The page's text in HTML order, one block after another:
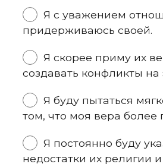
Я с уважением
придерживаюсь своей.
Я скорее приму их
создавать конфликты на
Я буду пытаться
том, что моя вера более
Я постоянно буду
недостатки их религии